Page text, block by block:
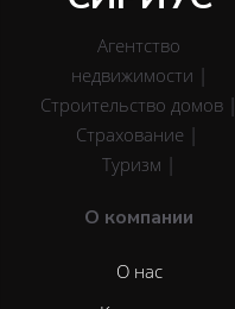
Агентство
недвижимости |
Строительство домов |
Страхование |
Туризм |
О компании
О нас